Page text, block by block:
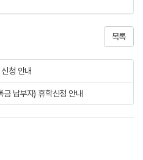
목록
청 안내
납부자) 휴학신청 안내